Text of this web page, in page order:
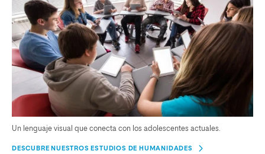
Un lenguaje visual que conecta con los adolescentes actuales.
DESCUBRE NUESTROS ESTUDIOS DE HUMANIDADES